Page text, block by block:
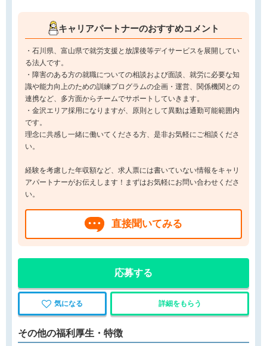
キャリアパートナーのおすすめコメント
・石川県、富山県で就労支援と放課後等デイサービスを展開してい
る法人です。
・障害のある方の就職についての相談および面談、就労に必要な知
識や能力向上のための訓練プログラムの企画・運営、関係機関との
連携など、多方面からチームでサポートしていきます。
・金沢エリア採用になりますが、原則として異動は通勤可能範囲内
です。
理念に共感し一緒に働いてくださる方、是非お気軽にご相談くださ
い。
経験を考慮した年収額など、求人票には書いていない情報をキャリ
アパートナーがお伝えします！まずはお気軽にお問い合わせくださ
い。
直接聞いてみる
応募する
気になる 詳細をもらう
その他の福利厚生・特徴